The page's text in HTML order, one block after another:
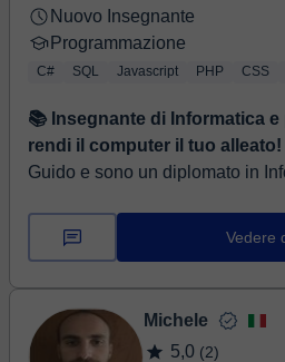
Nuovo Insegnante
Programmazione
C# SQL Javascript PHP CSS
📚 Insegnante di Informatica
rendi il computer il tuo alleato!
Guido e sono un diplomato in
programmazione, lo sviluppo
Vedere
Michele
5,0 (2)